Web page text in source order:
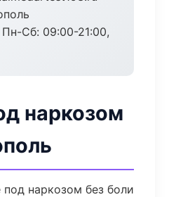
Пн-Сб: 09:00-21:00,
наркозом
наркозом без боли